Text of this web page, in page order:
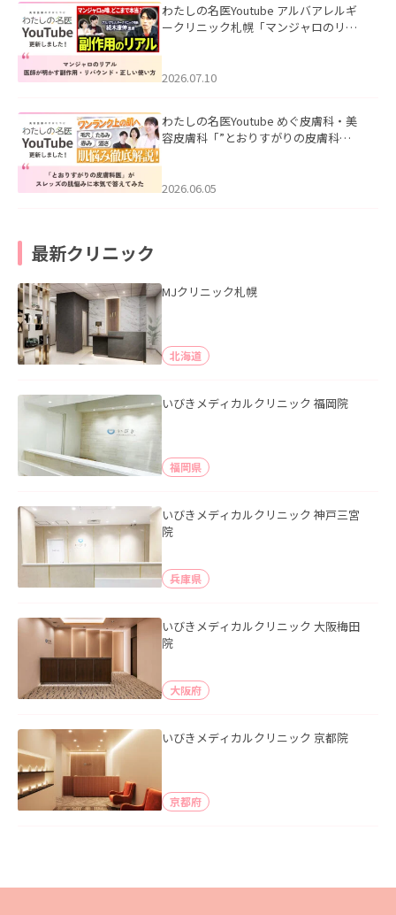
わたしの名医Youtube アルバアレルギ
ークリニック札幌「マンジャロのリア
た。
2026.07.10
わたしの名医Youtube めぐ皮膚科・美
容皮膚科「”とおりすがりの皮膚科
2026.06.05
最新クリニック
MJクリニック札幌
北海道
いびきメディカルクリニック 福岡院
福岡県
いびきメディカルクリニック 神戸三宮
院
兵庫県
いびきメディカルクリニック 大阪梅田
院
大阪府
いびきメディカルクリニック 京都院
京都府